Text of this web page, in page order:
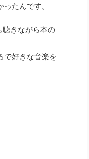
たんです。
聴きながら本の
で好きな音楽を